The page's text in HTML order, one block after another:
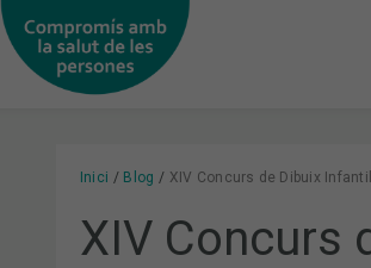
Inici Blog XIV Concurs de Dibuix Infantil
XIV Concurs